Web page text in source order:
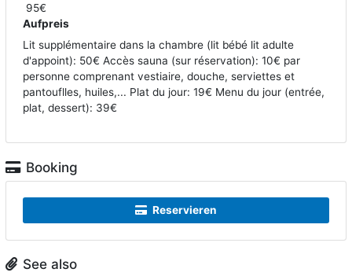
95€
Aufpreis
Lit supplémentaire dans la chambre (lit bébé lit adulte
d'appoint): 50€ Accès sauna (sur réservation): 10€ par
personne comprenant vestiaire, douche, serviettes et
pantouflles, huiles,... Plat du jour: 19€ Menu du jour (entrée,
plat, dessert): 39€
Booking
Reservieren
See also